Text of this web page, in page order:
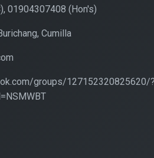
01904307408 (Hon's)
Cumilla
groups/127152320825620/